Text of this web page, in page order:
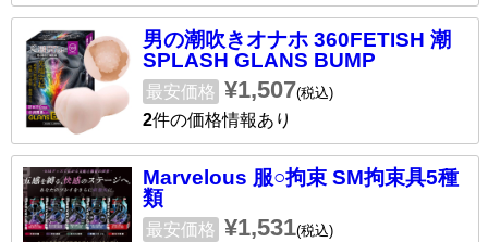
男の潮吹きオナホ 360FETISH 潮
SPLASH GLANS BUMP
最安価格 ¥1,507(税込)
2件の価格情報あり
Marvelous 服○拘束 SM拘束具5種
類
最安価格 ¥1,531(税込)